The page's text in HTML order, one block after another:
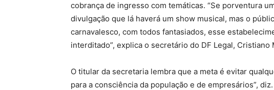
cobrança de ingresso com temáticas. “Se porventura
divulgação que lá haverá um show musical, mas o
carnavalesco, com todos fantasiados, esse
interditado”, explica o secretário do DF Legal, Cristiano
O titular da secretaria lembra que a meta é evitar
para a consciência da população e de empresários”,